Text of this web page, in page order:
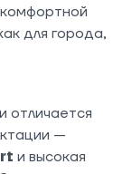
для города,
и отличается
—
и высокая